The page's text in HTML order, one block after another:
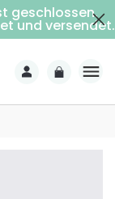
Kostenlose Lieferung ab 69€ Einkaufswert (Nach Hause mit Unterschrift)
geschlossen.
und versendet.